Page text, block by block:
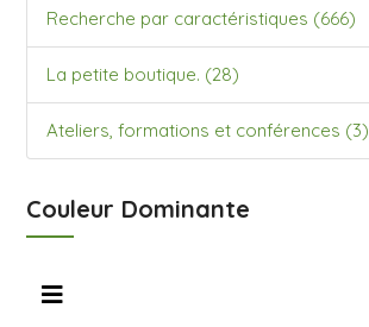
Recherche par caractéristiques (666)
La petite boutique. (28)
Ateliers, formations et conférences (3)
Couleur Dominante